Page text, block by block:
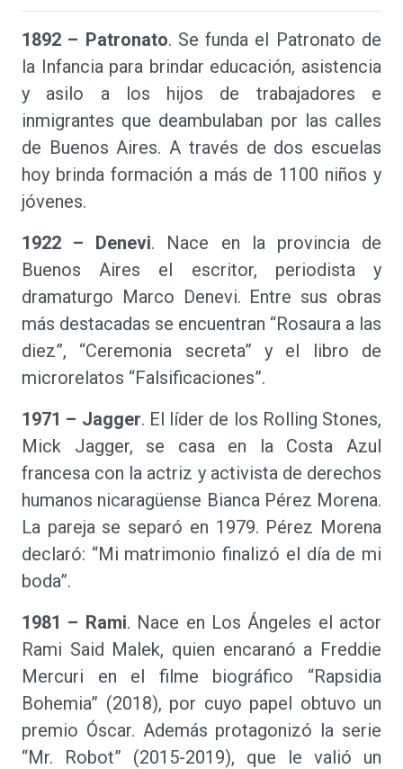
1892 – Patronato. Se funda el Patronato de
la Infancia para brindar educación, asistencia
y asilo a los hijos de trabajadores e
inmigrantes que deambulaban por las calles
de Buenos Aires. A través de dos escuelas
hoy brinda formación a más de 1100 niños y
jóvenes.
1922 – Denevi. Nace en la provincia de
Buenos Aires el escritor, periodista y
dramaturgo Marco Denevi. Entre sus obras
más destacadas se encuentran “Rosaura a las
diez”, “Ceremonia secreta” y el libro de
microrelatos “Falsificaciones”.
1971 – Jagger. El líder de los Rolling Stones,
Mick Jagger, se casa en la Costa Azul
francesa con la actriz y activista de derechos
humanos nicaragüense Bianca Pérez Morena.
La pareja se separó en 1979. Pérez Morena
declaró: “Mi matrimonio finalizó el día de mi
boda”.
1981 – Rami. Nace en Los Ángeles el actor
Rami Said Malek, quien encaranó a Freddie
Mercuri en el filme biográfico “Rapsidia
Bohemia” (2018), por cuyo papel obtuvo un
premio Óscar. Además protagonizó la serie
“Mr. Robot” (2015-2019), que le valió un